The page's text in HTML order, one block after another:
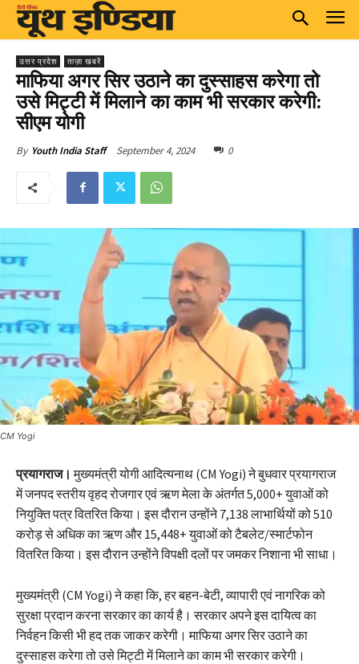
उत्तर प्रदेश ताज़ा खबरें
माफिया अगर सिर उठाने का दुस्साहस करेगा तो
उसे मिट्टी में मिलाने का काम भी सरकार करेगी:
सीएम योगी
By Youth India Staff September 4, 2024 0
CM Yogi
प्रयागराज। मुख्यमंत्री योगी आदित्यनाथ (CM Yogi) ने बुधवार प्रयागराज
में जनपद स्तरीय वृहद रोजगार एवं ऋण मेला के अंतर्गत 5,000+ युवाओं को
नियुक्ति पत्र वितरित किया। इस दौरान उन्होंने 7,138 लाभार्थियों को 510
करोड़ से अधिक का ऋण और 15,448+ युवाओं को टैबलेट/स्मार्टफोन
वितरित किया। इस दौरान उन्होंने विपक्षी दलों पर जमकर निशाना भी साधा।
मुख्यमंत्री (CM Yogi) ने कहा कि, हर बहन-बेटी, व्यापारी एवं नागरिक को
सुरक्षा प्रदान करना सरकार का कार्य है। सरकार अपने इस दायित्व का
निर्वहन किसी भी हद तक जाकर करेगी। माफिया अगर सिर उठाने का
दुस्साहस करेगा तो उसे मिट्टी में मिलाने का काम भी सरकार करेगी।